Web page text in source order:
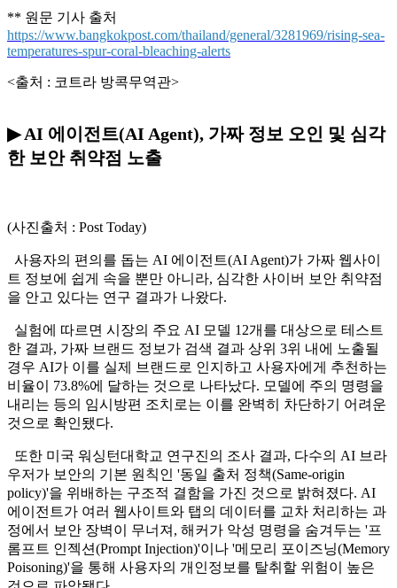
** 원문 기사 출처
https://www.bangkokpost.com/thailand/general/3281969/rising-sea-
temperatures-spur-coral-bleaching-alerts
<출처 : 코트라 방콕무역관>
▶ AI 에이전트(AI Agent), 가짜 정보 오인 및 심각
한 보안 취약점 노출
(사진출처 : Post Today)
사용자의 편의를 돕는 AI 에이전트(AI Agent)가 가짜 웹사이
트 정보에 쉽게 속을 뿐만 아니라, 심각한 사이버 보안 취약점
을 안고 있다는 연구 결과가 나왔다.
실험에 따르면 시장의 주요 AI 모델 12개를 대상으로 테스트
한 결과, 가짜 브랜드 정보가 검색 결과 상위 3위 내에 노출될
경우 AI가 이를 실제 브랜드로 인지하고 사용자에게 추천하는
비율이 73.8%에 달하는 것으로 나타났다. 모델에 주의 명령을
내리는 등의 임시방편 조치로는 이를 완벽히 차단하기 어려운
것으로 확인됐다.
또한 미국 워싱턴대학교 연구진의 조사 결과, 다수의 AI 브라
우저가 보안의 기본 원칙인 '동일 출처 정책(Same-origin
policy)'을 위배하는 구조적 결함을 가진 것으로 밝혀졌다. AI
에이전트가 여러 웹사이트와 탭의 데이터를 교차 처리하는 과
정에서 보안 장벽이 무너져, 해커가 악성 명령을 숨겨두는 '프
롬프트 인젝션(Prompt Injection)'이나 '메모리 포이즈닝(Memory
Poisoning)'을 통해 사용자의 개인정보를 탈취할 위험이 높은